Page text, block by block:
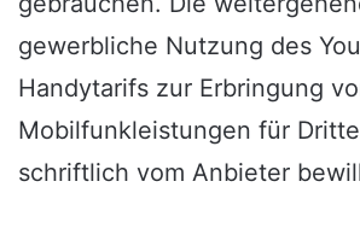
gewerbliche Nutzung des
Handytarifs zur Erbringung
Mobilfunkleistungen für
schriftlich vom Anbieter